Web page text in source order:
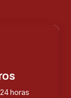
horas